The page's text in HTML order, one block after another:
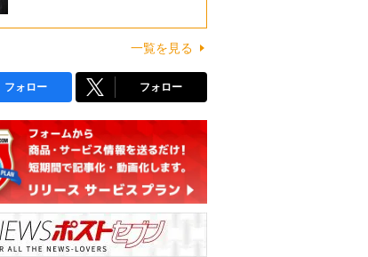
一覧を見る
フォロー フォロー